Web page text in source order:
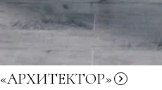
«АРХИТЕКТОР»